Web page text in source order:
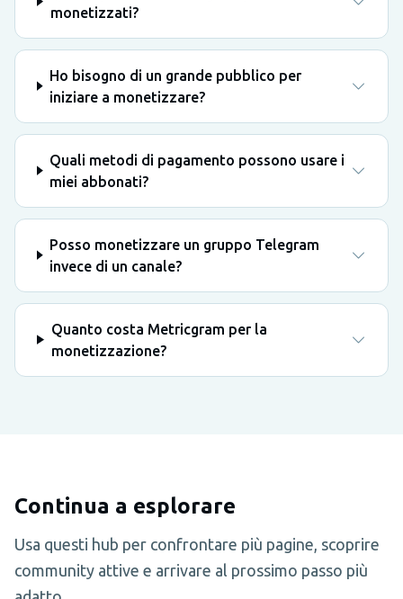
monetizzati?
Ho bisogno di un grande pubblico per
iniziare a monetizzare?
Quali metodi di pagamento possono usare i
miei abbonati?
Posso monetizzare un gruppo Telegram
invece di un canale?
Quanto costa Metricgram per la
monetizzazione?
Continua a esplorare
Usa questi hub per confrontare più pagine, scoprire
community attive e arrivare al prossimo passo più